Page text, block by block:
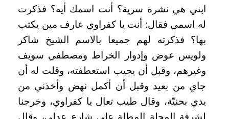
ابني هي نشرة سرية؟ أنت اسمك أيه؟ فذكرت
له اسمي فقال: أنت يا كفراوي عارف مين يكتب
بها؟ فذكرته لهم جميعا بالاسم الشيخ شاكر
ولويس عوض وإدوار الخراط ومصطفي سويف
وغيرهم، وقبل أن يجيب استعطفته، وقلت له أن
جاي من بعيد وقبل أن أكمل نهض وأخذني من
يدي بحنيّة، وقال طيب تعال يا كفراوي، وخرجنا
لشرفة المجلة المطلة على شارع عدلي، وقال